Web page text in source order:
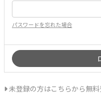
パスワードを忘れた場合
未登録の方はこちらから無